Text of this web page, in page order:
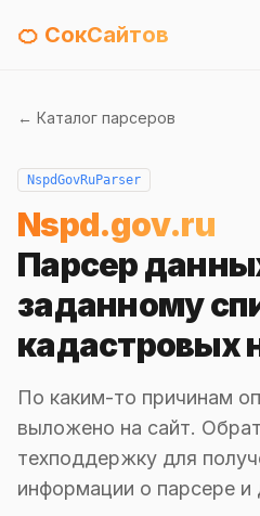
🍊 СокСайтов
← Каталог парсеров
NspdGovRuParser
Nspd.gov.ru
Парсер
заданному
кадастровых
По каким-то причинам
выложено на сайт.
техподдержку для
информации о парсере и